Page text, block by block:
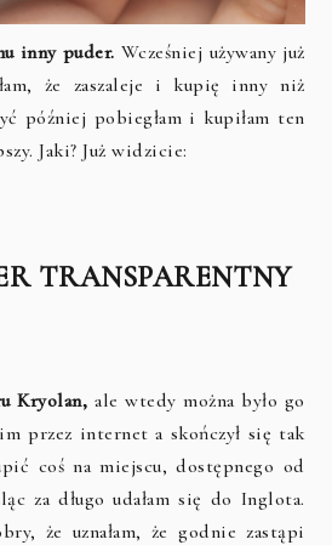
inny puder. Wcześniej używany już
że zaszaleje i kupię inny niż
później pobiegłam i kupiłam ten
Jaki? Już widzicie:
TRANSPARENTNY
Kryolan, ale wtedy można było go
przez internet a skończył się tak
coś na miejscu, dostępnego od
za długo udałam się do Inglota.
że uznałam, że godnie zastąpi